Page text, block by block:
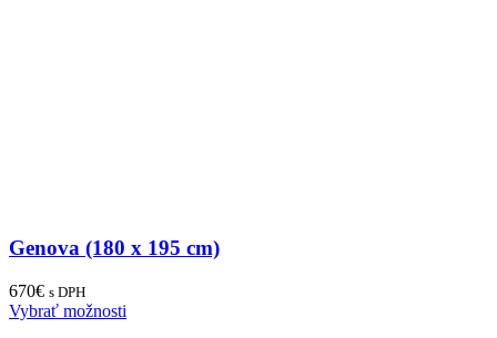
Genova (180 x 195 cm)
670€ s DPH
Vybrať možnosti